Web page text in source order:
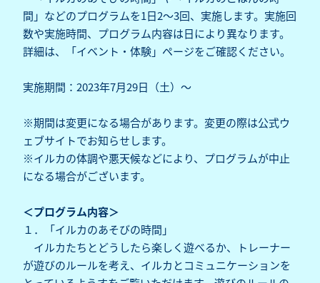
間」などのプログラムを1日2～3回、実施します。実施回
数や実施時間、プログラム内容は日により異なります。
詳細は、「イベント・体験」ページをご確認ください。
実施期間：2023年7月29日（土）～
※期間は変更になる場合があります。変更の際は公式ウ
ェブサイトでお知らせします。
※イルカの体調や悪天候などにより、プログラムが中止
になる場合がございます。
＜プログラム内容＞
１．「イルカのあそびの時間」
イルカたちとどうしたら楽しく遊べるか、トレーナー
が遊びのルールを考え、イルカとコミュニケーションを